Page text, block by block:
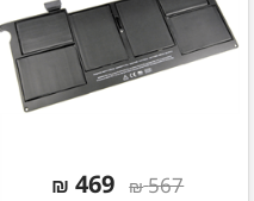
567
₪
469
₪